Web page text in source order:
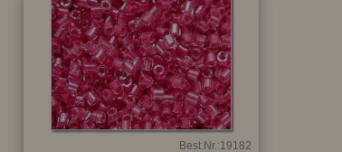
Best.Nr.:19182